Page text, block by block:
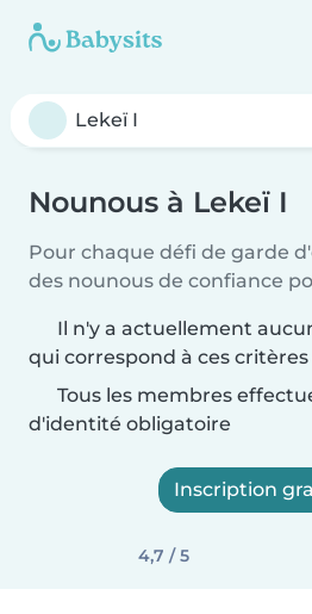
Nounous à Lekeï I
Pour chaque défi de garde
des nounous de confiance
Il n'y a actuellement
qui correspond à ces
Tous les membres
d'identité obligatoire
Inscription
4,7 / 5